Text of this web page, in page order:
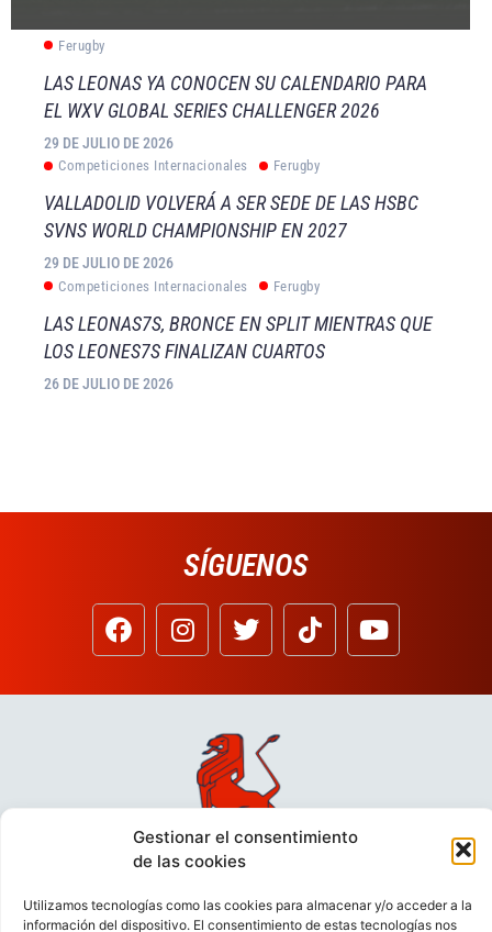
Gestionar el consentimiento
de las cookies
Utilizamos tecnologías como las cookies para almacenar y/o acceder a la
información del dispositivo. El consentimiento de estas tecnologías nos
Ferugby
LAS LEONAS YA CONOCEN SU CALENDARIO PARA
EL WXV GLOBAL SERIES CHALLENGER 2026
29 DE JULIO DE 2026
Competiciones Internacionales Ferugby
VALLADOLID VOLVERÁ A SER SEDE DE LAS HSBC
SVNS WORLD CHAMPIONSHIP EN 2027
29 DE JULIO DE 2026
Competiciones Internacionales Ferugby
LAS LEONAS7S, BRONCE EN SPLIT MIENTRAS QUE
LOS LEONES7S FINALIZAN CUARTOS
26 DE JULIO DE 2026
SÍGUENOS